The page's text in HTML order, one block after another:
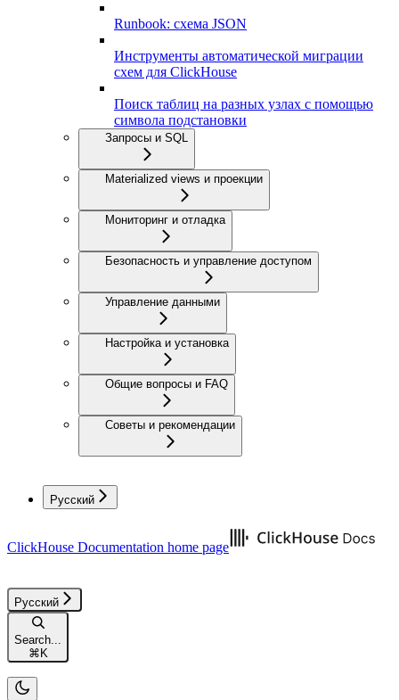
Runbook: схема JSON
Инструменты автоматической миграции
схем для ClickHouse
Поиск таблиц на разных узлах с помощью
символа подстановки
Запросы и SQL
Materialized views и проекции
Мониторинг и отладка
Безопасность и управление доступом
Управление данными
Настройка и установка
Общие вопросы и FAQ
Советы и рекомендации
Русский
ClickHouse Documentation home page
Русский
Search...
⌘ K